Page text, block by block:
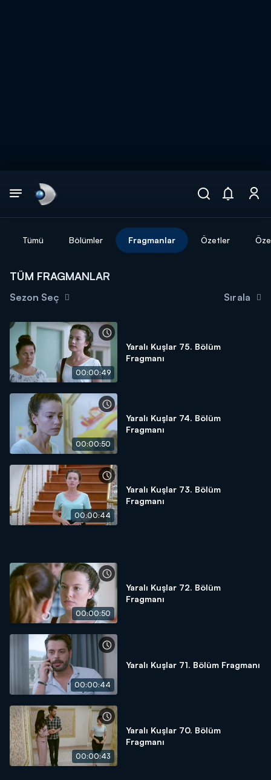
DİĞER SONUÇLAR
Tümü Bölümler Fragmanlar Özetler
TÜM FRAGMANLAR
Sezon Seç Sırala
00:00:49
Yaralı Kuşlar 75. Bölüm
Fragmanı
00:00:50
Yaralı Kuşlar 74. Bölüm
Fragmanı
00:00:44
Yaralı Kuşlar 73. Bölüm
Fragmanı
00:00:50
Yaralı Kuşlar 72. Bölüm
Fragmanı
00:00:44
Yaralı Kuşlar 71. Bölüm Fragmanı
00:00:43
Yaralı Kuşlar 70. Bölüm
Fragmanı